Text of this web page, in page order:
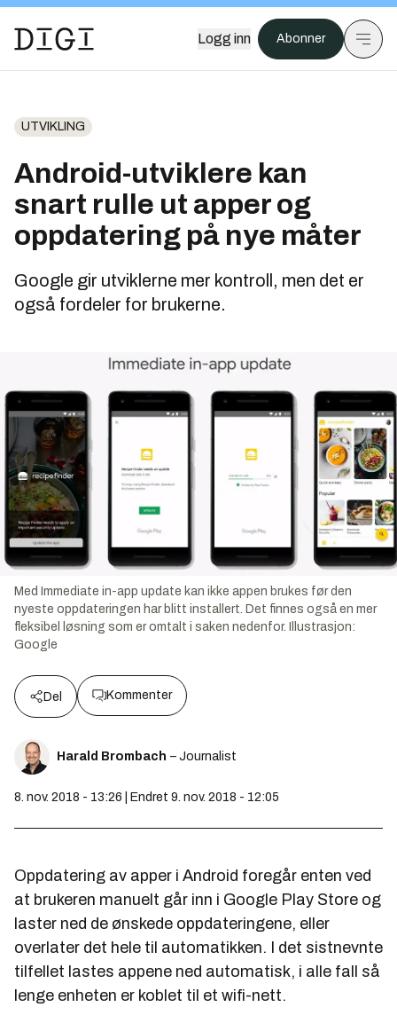
Logg inn Abonner
UTVIKLING
Android-utviklere kan
snart rulle ut apper og
oppdatering på nye måter
Google gir utviklerne mer kontroll, men det er
også fordeler for brukerne.
Med Immediate in-app update kan ikke appen brukes før den
nyeste oppdateringen har blitt installert. Det finnes også en mer
fleksibel løsning som er omtalt i saken nedenfor.
Illustrasjon:
Google
Del Kommenter
Harald Brombach – Journalist
8. nov. 2018 - 13:26 | Endret 9. nov. 2018 - 12:05
Oppdatering av apper i Android foregår enten ved
at brukeren manuelt går inn i Google Play Store og
laster ned de ønskede oppdateringene, eller
overlater det hele til automatikken. I det sistnevnte
tilfellet lastes appene ned automatisk, i alle fall så
lenge enheten er koblet til et wifi-nett.